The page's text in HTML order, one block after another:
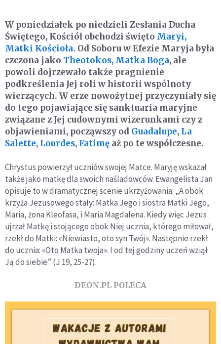
W poniedziałek po niedzieli Zesłania Ducha
Świętego, Kościół obchodzi święto Maryi,
Matki Kościoła. Od Soboru w Efezie Maryja była
czczona jako Theotokos, Matka Boga, ale
powoli dojrzewało także pragnienie
podkreślenia Jej roli w historii wspólnoty
wierzących. W erze nowożytnej przyczyniały się
do tego pojawiające się sanktuaria maryjne
związane z Jej cudownymi wizerunkami czy z
objawieniami, począwszy od Guadalupe, La
Salette, Lourdes, Fatimę aż po te współczesne.
Chrystus powierzył uczniów swojej Matce. Maryję wskazał
także jako matkę dla swoich naśladowców. Ewangelista Jan
opisuje to w dramatycznej scenie ukrzyżowania: „A obok
krzyża Jezusowego stały: Matka Jego i siostra Matki Jego,
Maria, żona Kleofasa, i Maria Magdalena. Kiedy więc Jezus
ujrzał Matkę i stojącego obok Niej ucznia, którego miłował,
rzekł do Matki: «Niewiasto, oto syn Twój». Następnie rzekł
do ucznia: «Oto Matka twoja». I od tej godziny uczeń wziął
Ją do siebie” (J 19, 25-27).
DEON.PL POLECA